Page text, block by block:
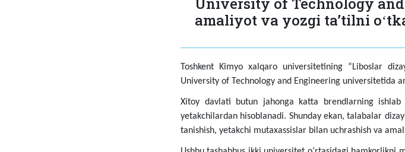
amaliyot va yozgi taʼtilni
Toshkent Kimyo xalqaro universitetining “Liboslar
University of Technology and Engineering universitetida
Xitoy davlati butun jahonga katta brendlarning
yetakchilardan hisoblanadi. Shunday ekan, talabalar
tanishish, yetakchi mutaxassislar bilan uchrashish va